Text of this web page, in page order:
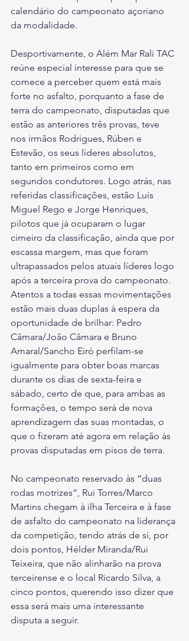
calendário do campeonato açoriano
da modalidade.
Desportivamente, o Além Mar Rali TAC
reúne especial interesse para que se
comece a perceber quem está mais
forte no asfalto, porquanto a fase de
terra do campeonato, disputadas que
estão as anteriores três provas, teve
nos irmãos Rodrigues, Rúben e
Estevão, os seus líderes absolutos,
tanto em primeiros como em
segundos condutores. Logo atrás, nas
referidas classificações, estão Luís
Miguel Rego e Jorge Henriques,
pilotos que já ocuparam o lugar
cimeiro da classificação, ainda que por
escassa margem, mas que foram
ultrapassados pelos atuais líderes logo
após a terceira prova do campeonato.
Atentos a todas essas movimentações
estão mais duas duplas à espera da
oportunidade de brilhar: Pedro
Câmara/João Câmara e Bruno
Amaral/Sancho Eiró perfilam-se
igualmente para obter boas marcas
durante os dias de sexta-feira e
sábado, certo de que, para ambas as
formações, o tempo será de nova
aprendizagem das suas montadas, o
que o fizeram até agora em relação às
provas disputadas em pisos de terra.
No campeonato reservado às “duas
rodas motrizes”, Rui Torres/Marco
Martins chegam à ilha Terceira e à fase
de asfalto do campeonato na liderança
da competição, tendo atrás de si, por
dois pontos, Hélder Miranda/Rui
Teixeira, que não alinharão na prova
terceirense e o local Ricardo Silva, a
cinco pontos, querendo isso dizer que
essa será mais uma interessante
disputa a seguir.